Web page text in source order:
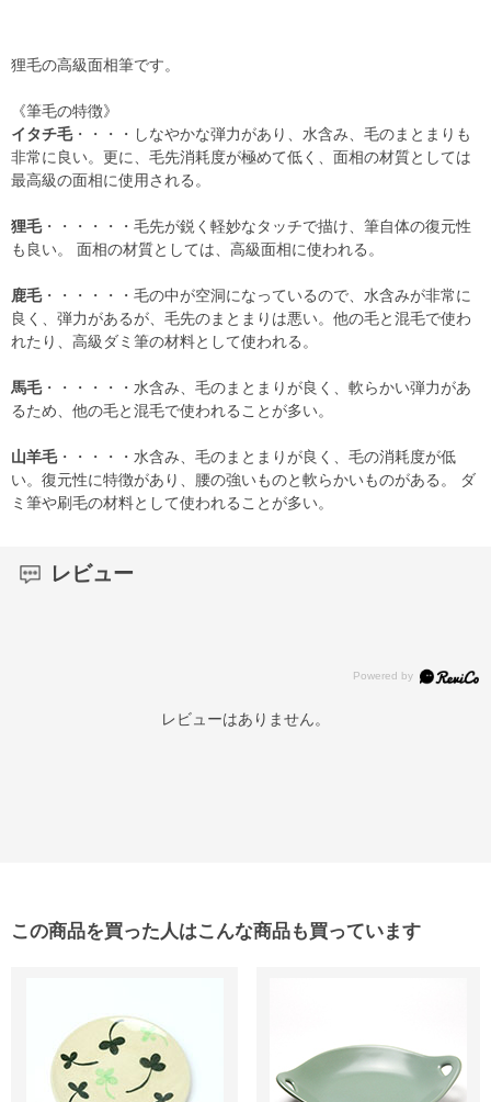
狸毛の高級面相筆です。
《筆毛の特徴》
イタチ毛・・・・しなやかな弾力があり、水含み、毛のまとまりも
非常に良い。更に、毛先消耗度が極めて低く、面相の材質としては
最高級の面相に使用される。
狸毛・・・・・・毛先が鋭く軽妙なタッチで描け、筆自体の復元性
も良い。 面相の材質としては、高級面相に使われる。
鹿毛・・・・・・毛の中が空洞になっているので、水含みが非常に
良く、弾力があるが、毛先のまとまりは悪い。他の毛と混毛で使わ
れたり、高級ダミ筆の材料として使われる。
馬毛・・・・・・水含み、毛のまとまりが良く、軟らかい弾力があ
るため、他の毛と混毛で使われることが多い。
山羊毛・・・・・水含み、毛のまとまりが良く、毛の消耗度が低
い。復元性に特徴があり、腰の強いものと軟らかいものがある。 ダ
ミ筆や刷毛の材料として使われることが多い。
レビュー
レビューはありません。
この商品を買った人はこんな商品も買っています